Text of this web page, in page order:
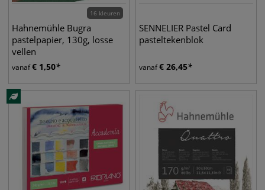
16 kleuren
Hahnemühle Bugra
pastelpapier, 130g, losse
vellen
vanaf€ 1,50
SENNELIER Pastel Card
pasteltekenblok
vanaf€ 26,45